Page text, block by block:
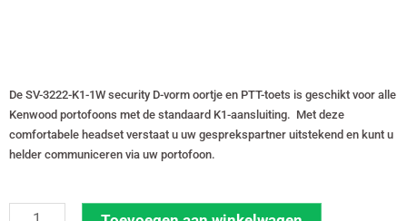
De SV-3222-K1-1W security D-vorm oortje en PTT-toets is geschikt voor alle
Kenwood portofoons met de standaard K1-aansluiting. Met deze
comfortabele headset verstaat u uw gesprekspartner uitstekend en kunt u
helder communiceren via uw portofoon.